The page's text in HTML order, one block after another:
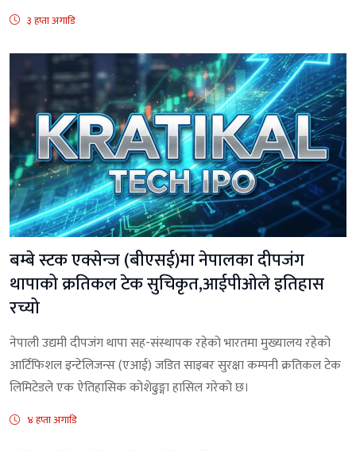
३ हप्ता अगाडि
बम्बे स्टक एक्सेन्ज (बीएसई)मा नेपालका दीपजंग
थापाको क्रतिकल टेक सुचिकृत,आईपीओले इतिहास
रच्यो
नेपाली उद्यमी दीपजंग थापा सह-संस्थापक रहेको भारतमा मुख्यालय रहेको
आर्टिफिशल इन्टेलिजन्स (एआई) जडित साइबर सुरक्षा कम्पनी क्रतिकल टेक
लिमिटेडले एक ऐतिहासिक कोशेढुङ्गा हासिल गरेको छ।
४ हप्ता अगाडि